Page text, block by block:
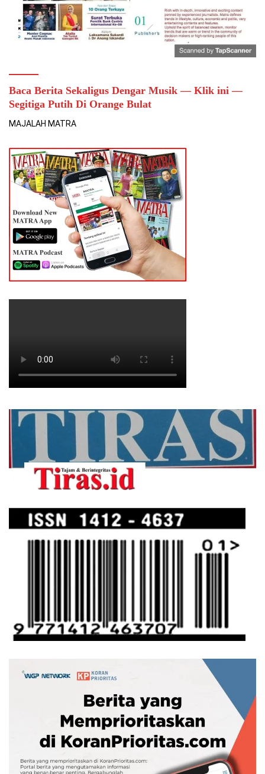
Baca Berita Sekaligus Dengar Musik — Klik ini —
Segitiga Putih Di Orange Bulat
MAJALAH MATRA